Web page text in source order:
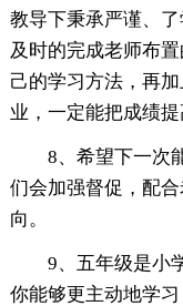
教导下秉承严谨、
及时的完成老师布
己的学习方法，再
业，一定能把成绩提
8、希望下一次
们会加强督促，配
向。
9、五年级是小
你能够更主动地学